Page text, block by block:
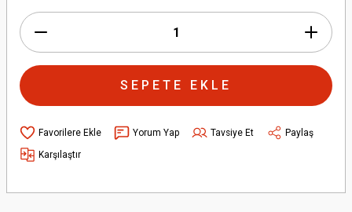
SEPETE EKLE
Yorum Yap Tavsiye Et
Paylaş
Karşılaştır